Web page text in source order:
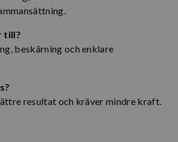
till?
beskärning och enklare
resultat och kräver mindre kraft.